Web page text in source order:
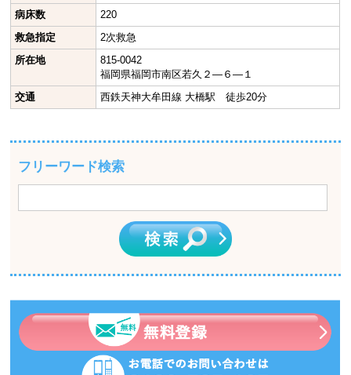
病床数
220
救急指定
2次救急
所在地
815-0042
福岡県福岡市南区若久２―６―１
交通
西鉄天神大牟田線 大橋駅 徒歩20分
フリーワード検索